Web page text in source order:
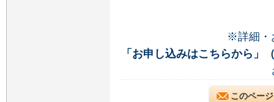
※詳細・
「お申し込みはこちらから」
このペー